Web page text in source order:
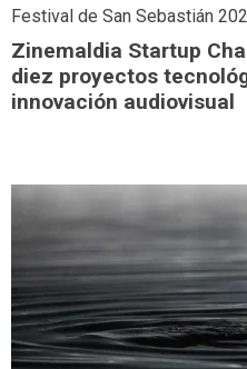
Festival de San Sebastián
Zinemaldia Startup
diez proyectos
innovación audiovisual